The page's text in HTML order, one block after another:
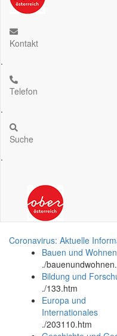
Kontakt
.
Telefon
.
Suche
.
Coronavirus: Aktuelle
Bauen und Wohnen
./
Bildung und
./133.htm
Europa und
Internationales
./203110.htm